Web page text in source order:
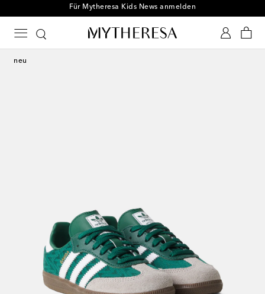
Für Mytheresa Kids News anmelden
neu